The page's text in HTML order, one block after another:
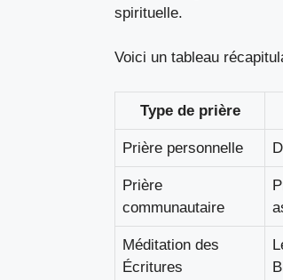
spirituelle.
Voici un tableau
Type de prière
Prière personnelle
Prière
communautaire
Méditation des
Écritures